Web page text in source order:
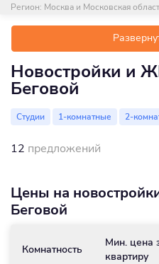
Регион: Москва и Московская
Новостройки и
Беговой
Студии 1-комнатные 2-
12 предложений
Цены на
Беговой
Комнатность
Мин. цена
квартиру